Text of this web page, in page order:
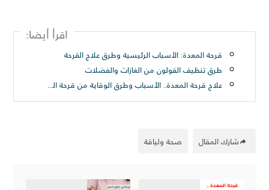
اقرأ أيضا:
قرحة المعدة: الأسباب الرئيسية وطرق علاج القرحة
طرق تنظيف القولون من الغازات والفضلات
علاج قرحة المعدة.. الأسباب وطرق الوقاية من قرحة المعدة
صحة ولياقة شارك المقال